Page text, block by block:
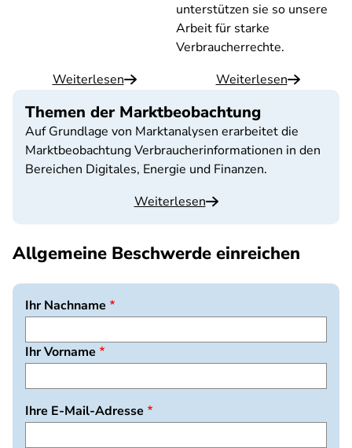
Weiterlesen
unterstützen sie so unsere
Arbeit für starke
Verbraucherrechte.
Weiterlesen
Themen der Marktbeobachtung
Auf Grundlage von Marktanalysen erarbeitet die
Marktbeobachtung Verbraucherinformationen in den
Bereichen Digitales, Energie und Finanzen.
Weiterlesen
Allgemeine Beschwerde einreichen
Ihr Nachname
Ihr Vorname
Ihre E-Mail-Adresse